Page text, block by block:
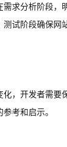
求分析阶段，
试阶段确保网
，开发者需要
考和启示。